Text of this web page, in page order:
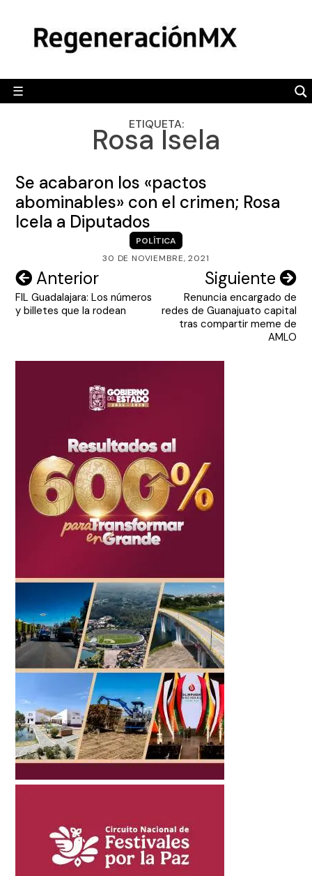
content
☰
POLÍTICA
CAMALEÓN
OPINIÓN
ENGLISH SECTION
VIDEOS
ETIQUETA:
Rosa Isela
Se acabaron los «pactos
abominables» con el crimen; Rosa
Icela a Diputados
POLÍTICA
30 DE NOVIEMBRE, 2021
Navegación
de
Anterior
FIL Guadalajara: Los números
y billetes que la rodean
Siguiente
Renuncia encargado de
redes de Guanajuato capital
tras compartir meme de
AMLO